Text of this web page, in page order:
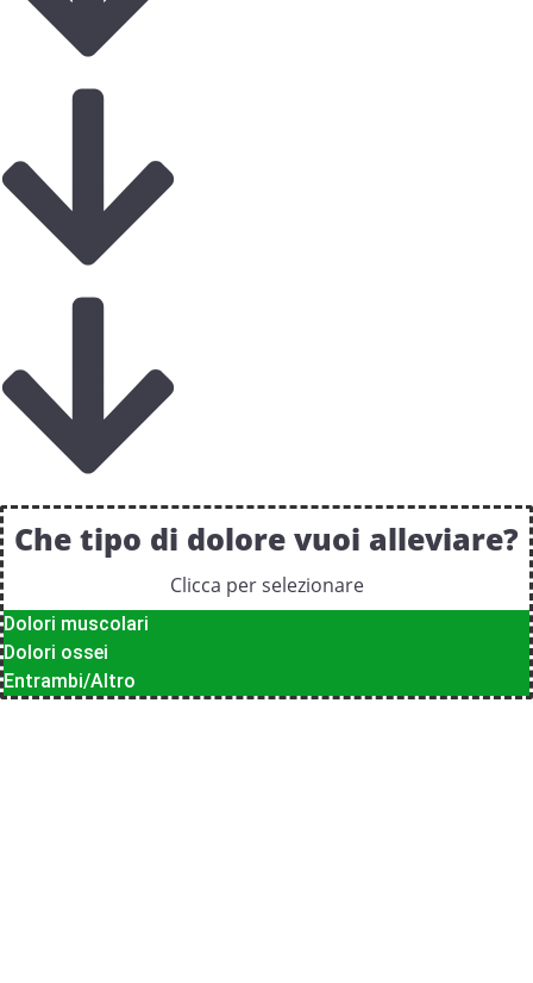
Che tipo di dolore vuoi alleviare?
Clicca per selezionare
Dolori muscolari
Dolori ossei
Entrambi/Altro